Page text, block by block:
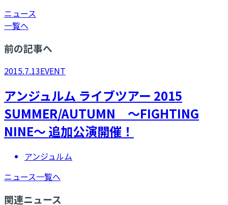
ニュース
一覧へ
前の記事へ
2015.7.13EVENT
アンジュルム ライブツアー 2015
SUMMER/AUTUMN ～FIGHTING
NINE～ 追加公演開催！
アンジュルム
ニュース一覧へ
関連ニュース